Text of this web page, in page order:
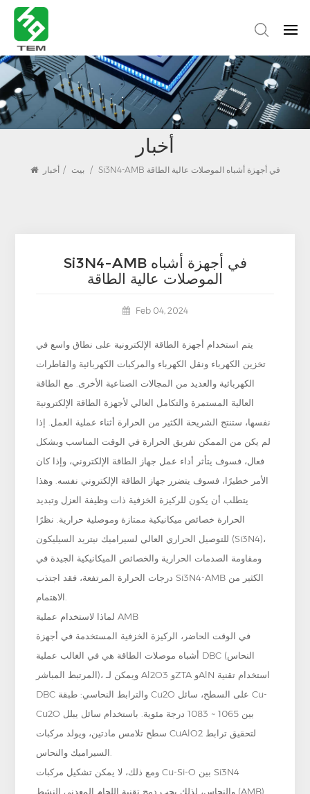
أخبار
بيت / أخبار / Si3N4-AMB في أجهزة أشباه الموصلات عالية الطاقة
Si3N4-AMB في أجهزة أشباه
الموصلات عالية الطاقة
Feb 04, 2024
يتم استخدام أجهزة الطاقة الإلكترونية على نطاق واسع في
تخزين الكهرباء ونقل الكهرباء والمركبات الكهربائية والقاطرات
الكهربائية والعديد من المجالات الصناعية الأخرى. مع الطاقة
العالية المستمرة والتكامل العالي لأجهزة الطاقة الإلكترونية
نفسها، ستنتج الشريحة الكثير من الحرارة أثناء عملية العمل. إذا
لم يكن من الممكن تفريق الحرارة في الوقت المناسب وبشكل
فعال، فسوف يتأثر أداء عمل جهاز الطاقة الإلكتروني، وإذا كان
الأمر خطيرًا، فسوف يتضرر جهاز الطاقة الإلكتروني نفسه. وهذا
يتطلب أن يكون للركيزة الخزفية ذات وظيفة العزل وتبديد
الحرارة خصائص ميكانيكية ممتازة وموصلية حرارية. نظرًا
للتوصيل الحراري العالي لسيراميك نيتريد السيليكون (Si3N4)،
ومقاومة الصدمات الحرارية والخصائص الميكانيكية الجيدة في
درجات الحرارة المرتفعة، فقد اجتذب Si3N4-AMB الكثير من
لماذا لاستخدام عملية AMB
في الوقت الحاضر، الركيزة الخزفية المستخدمة في أجهزة
أشباه موصلات الطاقة هي في الغالب عملية DBC (النحاس
المرتبط المباشر)، ويمكن لـ Al2O3 وZTA وAlN استخدام تقنية
DBC والترابط النحاسي: طبقة Cu2O على السطح، سائل Cu-
Cu2O بين 1065 ~ 1083 درجة مئوية. باستخدام سائل يبلل
سطح تلامس مادتين، ويولد مركبات CuAlO2 لتحقيق ترابط
ومع ذلك، لا يمكن تشكيل مركبات Cu-Si-O بين Si3N4
والنحاس، لذلك يجب دمج تقنية اللحام المعدني النشط (AMB)